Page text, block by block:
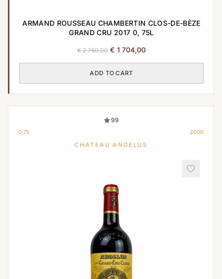
ARMAND ROUSSEAU CHAMBERTIN CLOS-DE-BÈZE
GRAND CRU 2017 0, 75L
€2 760,00 Original
was:
€ 1 704,00Current
ADD TO CART
99
0,75 2000
CHATEAU ANGELUS